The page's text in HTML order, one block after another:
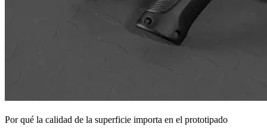
Por qué la calidad de la superficie importa en el prototipado